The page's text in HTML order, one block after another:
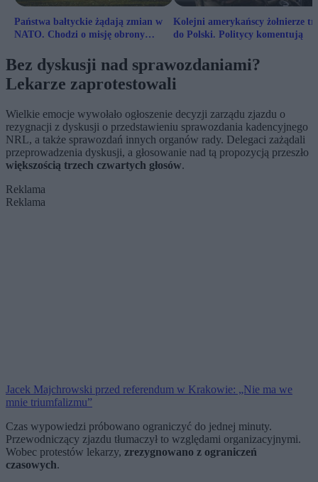
Państwa bałtyckie żądają zmian w
NATO. Chodzi o misję obrony
Kolejni amerykańscy żołnierze
do Polski. Politycy komentują
Bez dyskusji nad sprawozdaniami?
Lekarze zaprotestowali
Wielkie emocje wywołało ogłoszenie decyzji zarządu zjazdu o
rezygnacji z dyskusji o przedstawieniu sprawozdania kadencyjnego
NRL, a także sprawozdań innych organów rady. Delegaci zażądali
przeprowadzenia dyskusji, a głosowanie nad tą propozycją przeszło
większością trzech czwartych głosów.
Reklama
Reklama
Jacek Majchrowski przed referendum w Krakowie: „Nie ma we
mnie triumfalizmu”
Czas wypowiedzi próbowano ograniczyć do jednej minuty.
Przewodniczący zjazdu tłumaczył to względami organizacyjnymi.
Wobec protestów lekarzy, zrezygnowano z ograniczeń
czasowych.